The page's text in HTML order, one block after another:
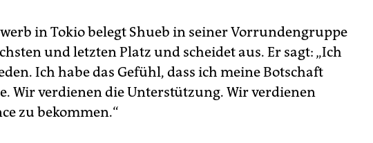
in Tokio belegt Shueb in seiner Vorrundengruppe
und letzten Platz und scheidet aus. Er sagt: „Ich
Ich habe das Gefühl, dass ich meine Botschaft
Wir verdienen die Unterstützung. Wir verdienen
zu bekommen.“